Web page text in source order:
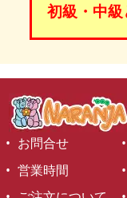
初級・中級
お問合せ
営業時間